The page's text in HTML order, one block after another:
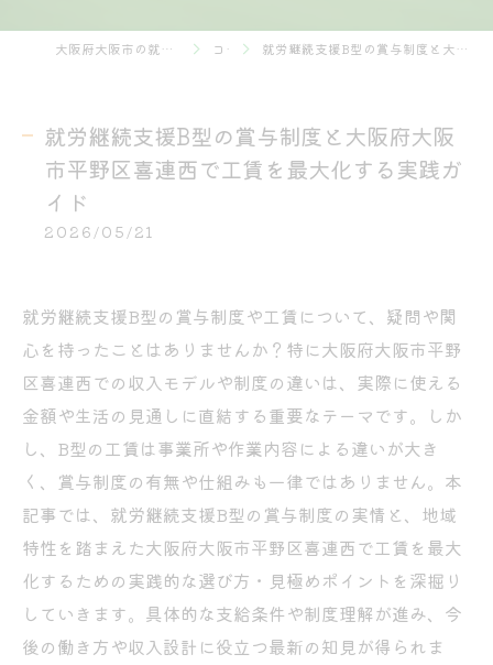
大阪府大阪市の就労継続支援B型なら株式会社あふろ コラム 就労継続支援B型の賞与制度と大阪府大阪市平野区喜連西で工賃を最大化する実践ガイド
就労継続支援B型の賞与制度と大阪府大阪
市平野区喜連西で工賃を最大化する実践ガ
イド
2026/05/21
就労継続支援B型の賞与制度や工賃について、疑問や関
心を持ったことはありませんか？特に大阪府大阪市平野
区喜連西での収入モデルや制度の違いは、実際に使える
金額や生活の見通しに直結する重要なテーマです。しか
し、B型の工賃は事業所や作業内容による違いが大き
く、賞与制度の有無や仕組みも一律ではありません。本
記事では、就労継続支援B型の賞与制度の実情と、地域
特性を踏まえた大阪府大阪市平野区喜連西で工賃を最大
化するための実践的な選び方・見極めポイントを深掘り
していきます。具体的な支給条件や制度理解が進み、今
後の働き方や収入設計に役立つ最新の知見が得られま